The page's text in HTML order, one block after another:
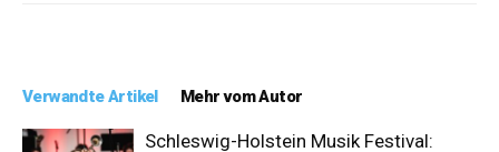
Verwandte Artikel Mehr vom Autor
Schleswig-Holstein Musik Festival: